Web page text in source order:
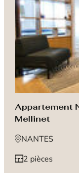
Appartement
Mellinet
NANTES
2 pièces